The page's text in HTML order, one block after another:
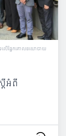
រលើផ្នែកគោលនយោបាយ
ដីអំពី